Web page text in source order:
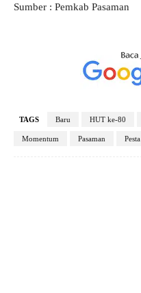
Sumber : Pemkab Pasaman
TAGS Baru HUT ke-80
Momentum Pasaman Pesta